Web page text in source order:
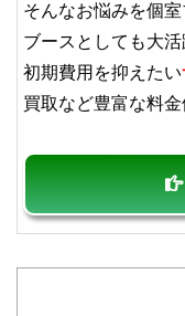
そんなお悩みを個
ブースとしても大活
初期費用を抑えたい
買取など豊富な料金